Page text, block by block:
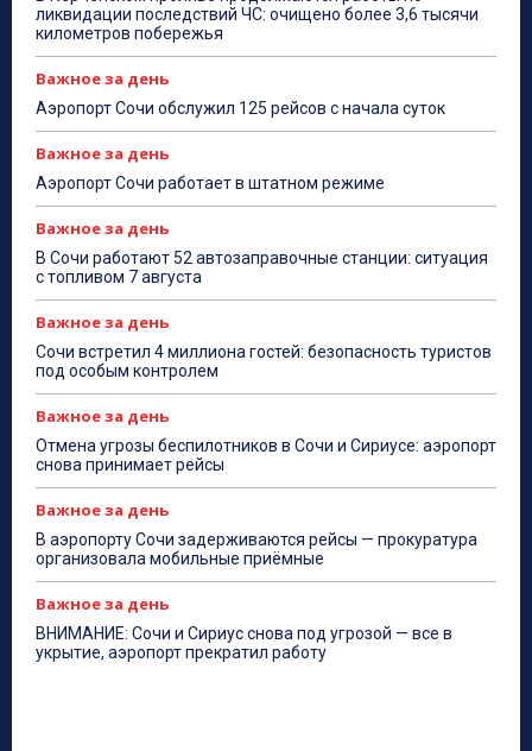
ликвидации последствий ЧС: очищено более 3,6 тысячи
километров побережья
Важное за день
Аэропорт Сочи обслужил 125 рейсов с начала суток
Важное за день
Аэропорт Сочи работает в штатном режиме
Важное за день
В Сочи работают 52 автозаправочные станции: ситуация
с топливом 7 августа
Важное за день
Сочи встретил 4 миллиона гостей: безопасность туристов
под особым контролем
Важное за день
Отмена угрозы беспилотников в Сочи и Сириусе: аэропорт
снова принимает рейсы
Важное за день
В аэропорту Сочи задерживаются рейсы — прокуратура
организовала мобильные приёмные
Важное за день
ВНИМАНИЕ: Сочи и Сириус снова под угрозой — все в
укрытие, аэропорт прекратил работу